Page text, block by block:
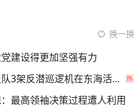
换一换
建设得更加坚强有力
日本自卫队3架反潜巡逻机在东海活动
最高领袖决策过程遭人利用